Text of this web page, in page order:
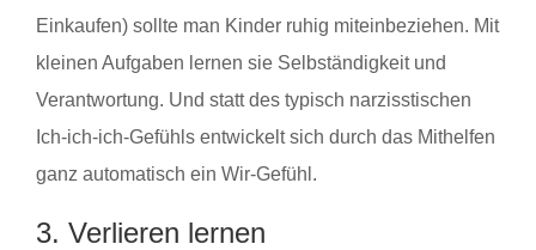
Einkaufen) sollte man Kinder ruhig miteinbeziehen. Mit
kleinen Aufgaben lernen sie Selbständigkeit und
Verantwortung. Und statt des typisch narzisstischen
Ich-ich-ich-Gefühls entwickelt sich durch das Mithelfen
ganz automatisch ein Wir-Gefühl.
3. Verlieren lernen